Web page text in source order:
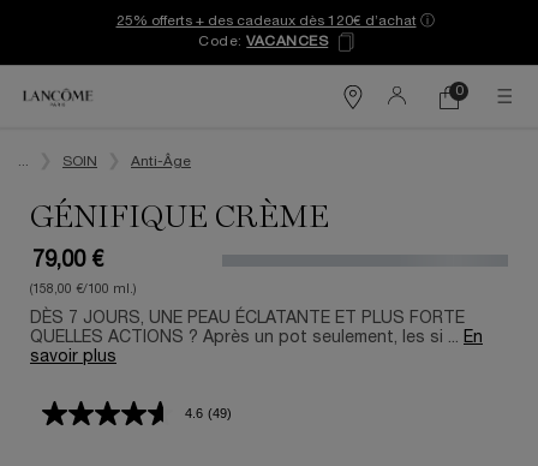
25% offerts + des cadeaux dès 120€ d’achat ⓘ
Code:VACANCES
Trouver
Mon
0
0 produit
SOIN Anti-Âge
GÉNIFIQUE CRÈME
79,00 €
(158,00 €/100 ml.)
DÈS 7 JOURS, UNE PEAU ÉCLATANTE ET PLUS FORTE
QUELLES ACTIONS ? Après un pot seulement, les si ... En
savoir plus
4.6
Lire
(49)